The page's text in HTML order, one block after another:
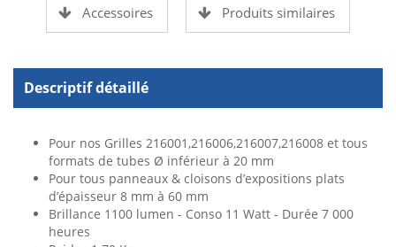
Accessoires Produits similaires
Descriptif détaillé
Pour nos Grilles 216001,216006,216007,216008 et tous
formats de tubes Ø inférieur à 20 mm
Pour tous panneaux & cloisons d’expositions plats
d’épaisseur 8 mm à 60 mm
Brillance 1100 lumen - Conso 11 Watt - Durée 7 000
heures